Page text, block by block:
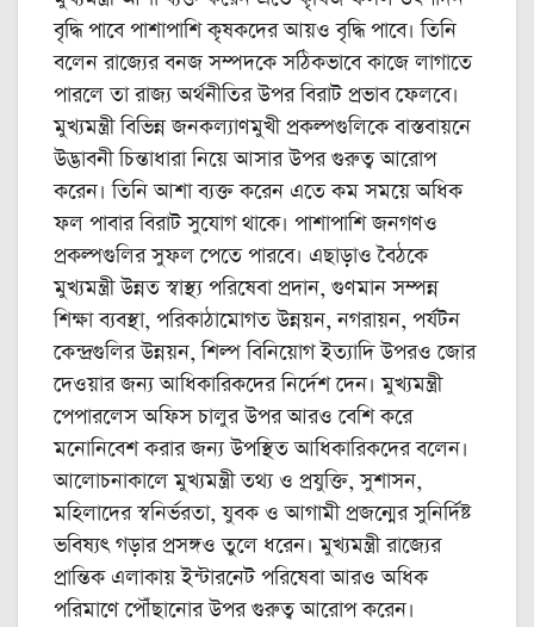
বৃদ্ধি পাবে পাশাপাশি কৃষকদের আয়ও বৃদ্ধি পাবে। তিনি
বলেন রাজ্যের বনজ সম্পদকে সঠিকভাবে কাজে লাগাতে
পারলে তা রাজ্য অর্থনীতির উপর বিরাট প্রভাব ফেলবে।
মুখ্যমন্ত্রী বিভিন্ন জনকল্যাণমুখী প্রকল্পগুলিকে বাস্তবায়নে
উদ্ভাবনী চিন্তাধারা নিয়ে আসার উপর গুরুত্ব আরোপ
করেন। তিনি আশা ব্যক্ত করেন এতে কম সময়ে অধিক
ফল পাবার বিরাট সুযোগ থাকে। পাশাপাশি জনগণও
প্রকল্পগুলির সুফল পেতে পারবে। এছাড়াও বৈঠকে
মুখ্যমন্ত্রী উন্নত স্বাস্থ্য পরিষেবা প্রদান, গুণমান সম্পন্ন
শিক্ষা ব্যবস্থা, পরিকাঠামোগত উন্নয়ন, নগরায়ন, পর্যটন
কেন্দ্রগুলির উন্নয়ন, শিল্প বিনিয়োগ ইত্যাদি উপরও জোর
দেওয়ার জন্য আধিকারিকদের নির্দেশ দেন। মুখ্যমন্ত্রী
পেপারলেস অফিস চালুর উপর আরও বেশি করে
মনোনিবেশ করার জন্য উপস্থিত আধিকারিকদের বলেন।
আলোচনাকালে মুখ্যমন্ত্রী তথ্য ও প্রযুক্তি, সুশাসন,
মহিলাদের স্বনির্ভরতা, যুবক ও আগামী প্রজন্মের সুনির্দিষ্ট
ভবিষ্যৎ গড়ার প্রসঙ্গও তুলে ধরেন। মুখ্যমন্ত্রী রাজ্যের
প্রান্তিক এলাকায় ইন্টারনেট পরিষেবা আরও অধিক
পরিমাণে পৌঁছানোর উপর গুরুত্ব আরোপ করেন।